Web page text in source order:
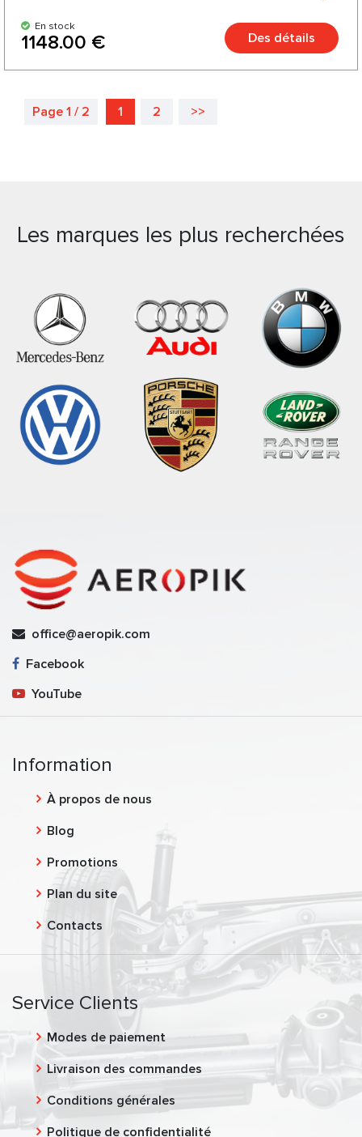
En stock
1148.00 € Des détails
Page 1 / 2 1 2 >>
Les marques les plus recherchées
office@aeropik.com
Facebook
YouTube
Information
À propos de nous
Blog
Promotions
Plan du site
Contacts
Service Clients
Modes de paiement
Livraison des commandes
Conditions générales
Politique de confidentialité